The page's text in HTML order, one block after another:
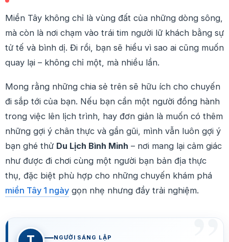
Miền Tây không chỉ là vùng đất của những dòng sông,
mà còn là nơi chạm vào trái tim người lữ khách bằng sự
tử tế và bình dị. Đi rồi, bạn sẽ hiểu vì sao ai cũng muốn
quay lại – không chỉ một, mà nhiều lần.
Mong rằng những chia sẻ trên sẽ hữu ích cho chuyến
đi sắp tới của bạn. Nếu bạn cần một người đồng hành
trong việc lên lịch trình, hay đơn giản là muốn có thêm
những gợi ý chân thực và gần gũi, mình vẫn luôn gợi ý
bạn ghé thử Du Lịch Bình Minh – nơi mang lại cảm giác
như được đi chơi cùng một người bạn bản địa thực
thụ, đặc biệt phù hợp cho những chuyến khám phá
miền Tây 1 ngày gọn nhẹ nhưng đầy trải nghiệm.
NGƯỜI SÁNG LẬP